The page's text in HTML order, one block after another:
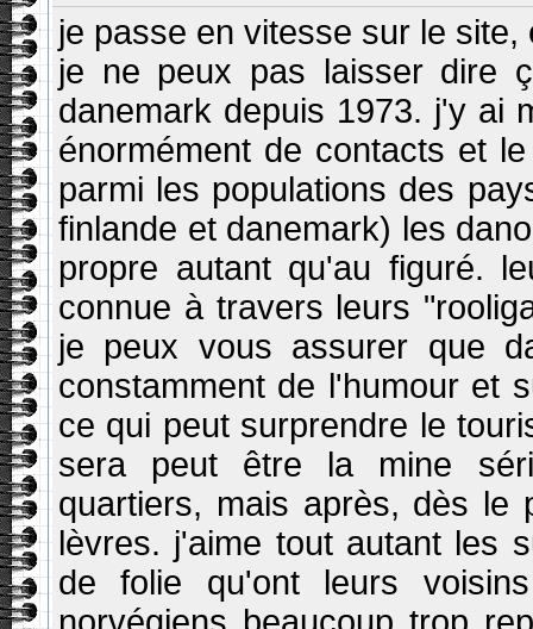
je passe en vitesse sur le
je ne peux pas laisser dire
danemark depuis 1973. j'y ai
énormément de contacts et
parmi les populations des
finlande et danemark) les
propre autant qu'au figuré.
connue à travers leurs
je peux vous assurer que
constamment de l'humour et
ce qui peut surprendre le
sera peut être la mine
quartiers, mais après, dès le
lèvres. j'aime tout autant les
de folie qu'ont leurs
norvégiens beaucoup trop